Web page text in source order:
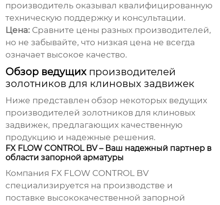
производитель оказывал квалифицированную
техническую поддержку и консультации.
Цена: Сравните цены разных производителей,
но не забывайте, что низкая цена не всегда
означает высокое качество.
Обзор ведущих производителей
золотников для клиновых задвижек
Ниже представлен обзор некоторых ведущих
производителей золотников для клиновых
задвижек, предлагающих качественную
продукцию и надежные решения.
FX FLOW CONTROL BV – Ваш надежный партнер в
области запорной арматуры
Компания FX FLOW CONTROL BV
специализируется на производстве и
поставке высококачественной запорной